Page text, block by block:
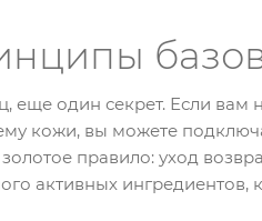
еще один секрет. Если вам
кожи, вы можете
правило: уход
активных ингредиентов,